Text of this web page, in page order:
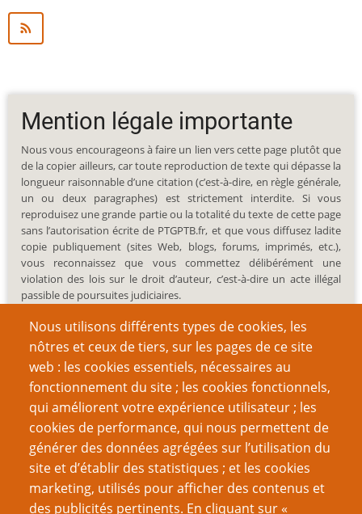
Nous utilisons différents types de cookies, les
nôtres et ceux de tiers, sur les pages de ce site
web : les cookies essentiels, nécessaires au
fonctionnement du site ; les cookies fonctionnels,
qui améliorent votre expérience utilisateur ; les
cookies de performance, qui nous permettent de
générer des données agrégées sur l’utilisation du
site et d’établir des statistiques ; et les cookies
marketing, utilisés pour afficher des contenus et
des publicités pertinents. En cliquant sur «
Mention légale importante
Nous vous encourageons à faire un lien vers cette page plutôt que
de la copier ailleurs, car toute reproduction de texte qui dépasse la
longueur raisonnable d’une citation (c’est-à-dire, en règle générale,
un ou deux paragraphes) est strictement interdite. Si vous
reproduisez une grande partie ou la totalité du texte de cette page
sans l’autorisation écrite de PTGPTB.fr, et que vous diffusez ladite
copie publiquement (sites Web, blogs, forums, imprimés, etc.),
vous reconnaissez que vous commettez délibérément une
violation des lois sur le droit d’auteur, c’est-à-dire un acte illégal
passible de poursuites judiciaires.
Recherche
Nom d'utilisateur